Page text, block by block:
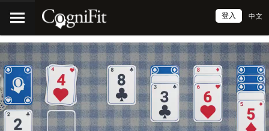
中文
登入